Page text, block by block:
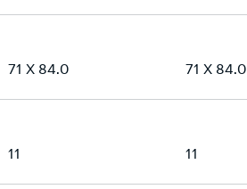
71 X 84.0 71 X 84.0
11 11